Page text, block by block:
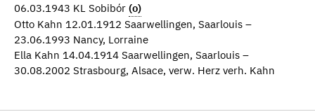
06.03.1943 KL Sobibór (o)
Otto Kahn 12.01.1912 Saarwellingen, Saarlouis –
23.06.1993 Nancy, Lorraine
Ella Kahn 14.04.1914 Saarwellingen, Saarlouis –
30.08.2002 Strasbourg, Alsace, verw. Herz verh. Kahn